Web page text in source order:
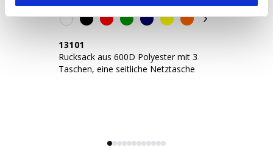
13101
Rucksack aus 600D Polyester mit 3
Taschen, eine seitliche Netztasche